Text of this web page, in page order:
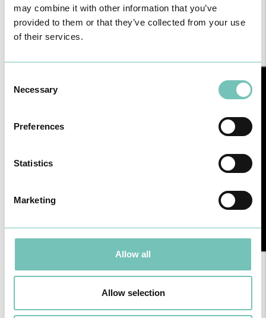
may combine it with other information that you’ve
provided to them or that they’ve collected from your use
of their services.
Selection
Necessary
Preferences
Statistics
Marketing
Allow all
Allow selection
de modalidades – como o andebol, automobilismo, atletismo,
basquetebol, futsal, hóquei em patins, patinagem de velocidade,
ténis de mesa, taekwondo, motociclismo, natação, voleibol, entre
outros – sendo o futebol a modalidade que mais se destaca.
24 de Novembro de 2022